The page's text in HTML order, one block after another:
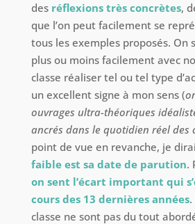
des réflexions très concrètes,
que l’on peut facilement se
tous les exemples proposés. On
plus ou moins facilement avec
classe réaliser tel ou tel type
un excellent signe à mon sens (
ouvrages ultra-théoriques
ancrés dans le quotidien réel des
point de vue en revanche, je
faible est sa date de parution.
on sent l’écart important qui
cours des 13 dernières années.
classe ne sont pas du tout